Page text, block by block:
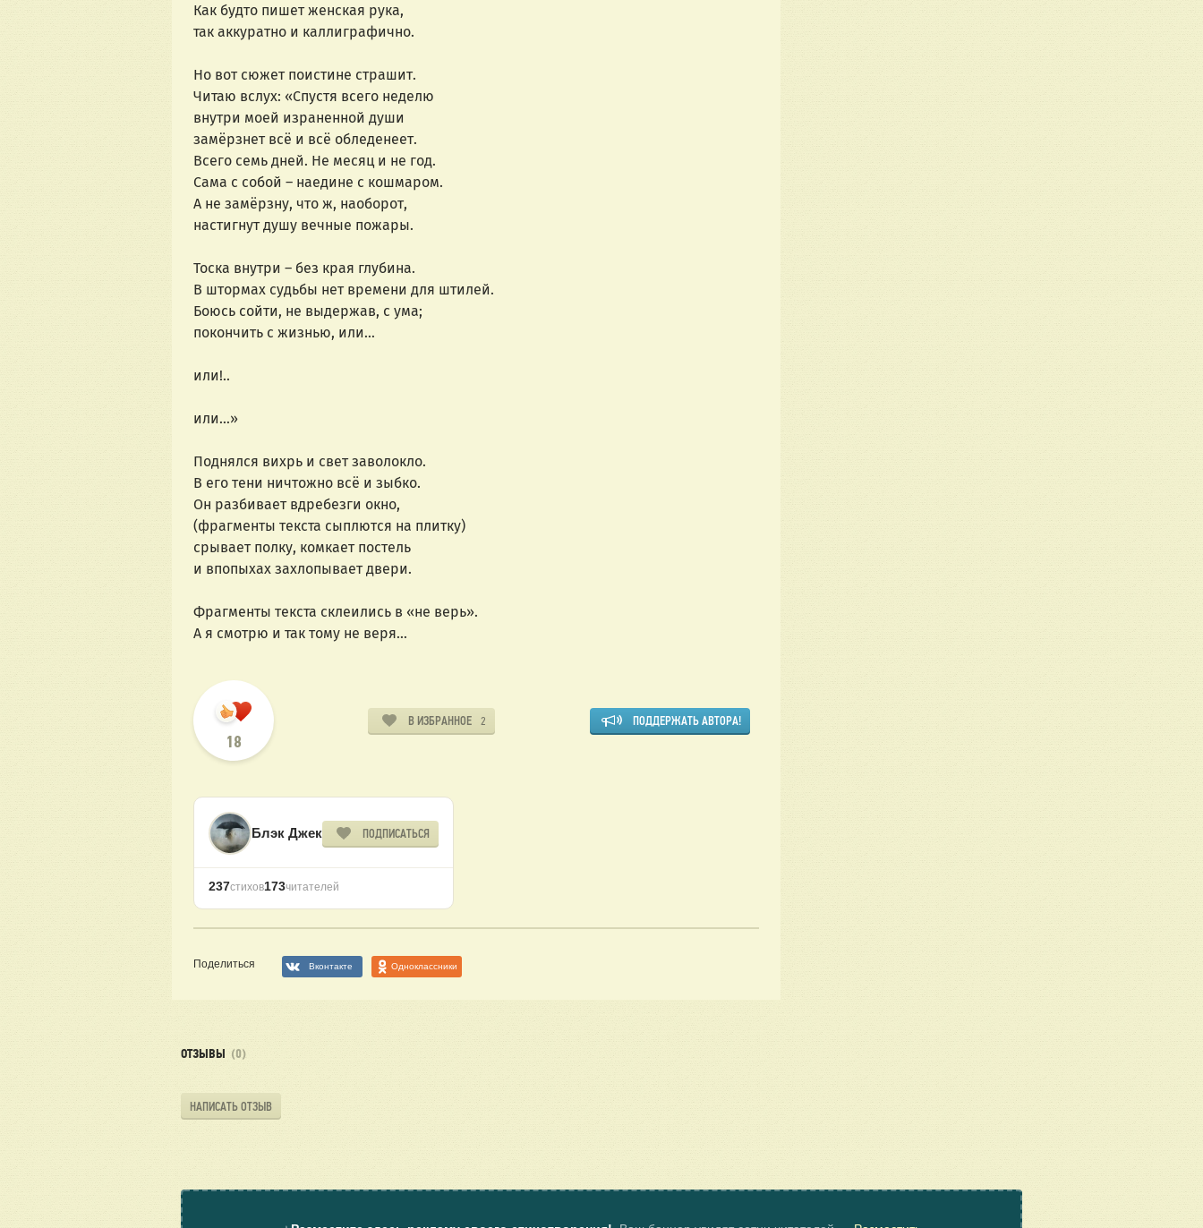
Как будто пишет женская рука,
так аккуратно и каллиграфично.
Но вот сюжет поистине страшит.
Читаю вслух: «Спустя всего неделю
внутри моей израненной души
замёрзнет всё и всё обледенеет.
Всего семь дней. Не месяц и не год.
Сама с собой – наедине с кошмаром.
А не замёрзну, что ж, наоборот,
настигнут душу вечные пожары.
Тоска внутри – без края глубина.
В штормах судьбы нет времени для штилей.
Боюсь сойти, не выдержав, с ума;
покончить с жизнью, или…
или!..
или…»
Поднялся вихрь и свет заволокло.
В его тени ничтожно всё и зыбко.
Он разбивает вдребезги окно,
(фрагменты текста сыплются на плитку)
срывает полку, комкает постель
и впопыхах захлопывает двери.
Фрагменты текста склеились в «не верь».
А я смотрю и так тому не веря…
18
В ИЗБРАННОЕ 2 ПОДДЕРЖАТЬ АВТОРА!
Блэк Джек ПОДПИСАТЬСЯ
237стихов173читателей
Поделиться Вконтакте Одноклассники
ОТЗЫВЫ (0)
НАПИСАТЬ ОТЗЫВ